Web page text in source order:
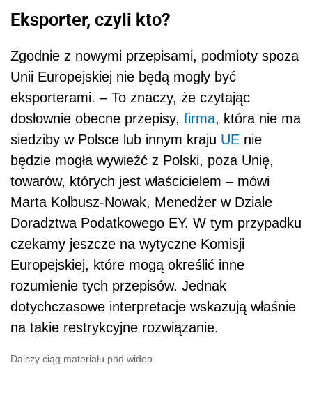
Eksporter, czyli kto?
Zgodnie z nowymi przepisami, podmioty spoza
Unii Europejskiej nie będą mogły być
eksporterami. – To znaczy, że czytając
dosłownie obecne przepisy, firma, która nie ma
siedziby w Polsce lub innym kraju UE nie
będzie mogła wywieźć z Polski, poza Unię,
towarów, których jest właścicielem – mówi
Marta Kolbusz-Nowak, Menedżer w Dziale
Doradztwa Podatkowego EY. W tym przypadku
czekamy jeszcze na wytyczne Komisji
Europejskiej, które mogą określić inne
rozumienie tych przepisów. Jednak
dotychczasowe interpretacje wskazują właśnie
na takie restrykcyjne rozwiązanie.
Dalszy ciąg materiału pod wideo